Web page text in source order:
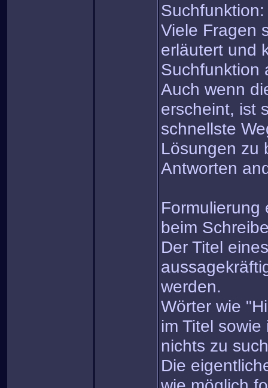
Suchfunktion:
Viele Fragen
erläutert und
Suchfunktion
Auch wenn
erscheint, ist
schnellste
Lösungen zu
Antworten
Formulierung
beim
Der Titel
werden.
Wörter wie
im Titel
nichts zu
Die